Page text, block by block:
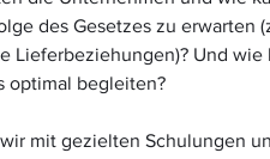
des Gesetzes zu erwarten
Lieferbeziehungen)? Und
optimal begleiten?
mit gezielten Schulungen